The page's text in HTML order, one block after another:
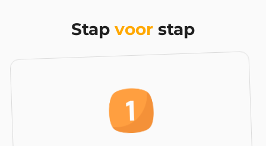
Stap voor stap